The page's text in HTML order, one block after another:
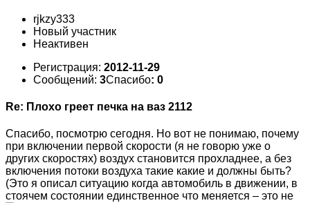
rjkzy333
Новый участник
Неактивен
Регистрация: 2012-11-29
Сообщений: 3Спасибо: 0
Re: Плохо греет печка на ваз 2112
Спасибо, посмотрю сегодня. Но вот не понимаю, почему
при включении первой скорости (я не говорю уже о
других скоростях) воздух становится прохладнее, а без
включения потоки воздуха такие какие и должны быть?
(Это я описал ситуацию когда автомобиль в движении, в
стоячем состоянии единственное что меняется – это не